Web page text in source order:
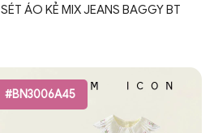
SÉT ÁO KẺ MIX JEANS BAGGY BT
#BN3006A45